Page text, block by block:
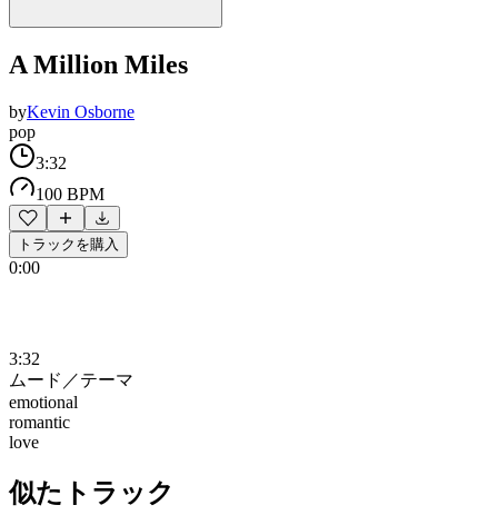
A Million Miles
byKevin Osborne
pop
3:32
100 BPM
トラックを購入
0:00
3:32
ムード／テーマ
emotional
romantic
love
似たトラック